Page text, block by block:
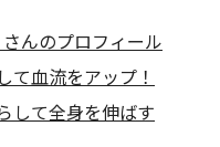
んのプロフィール
て血流をアップ！
して全身を伸ばす